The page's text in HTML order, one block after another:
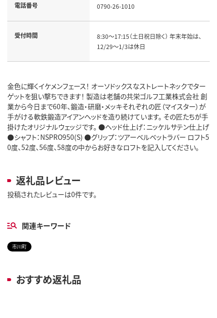
電話番号 0790-26-1010
受付時間
8:30～17:15（土日祝日除く） 年末年始は、
12/29～1/3は休日
金色に輝くイケメンフェース！ オーソドックスなストレートネックでター
ゲットを狙い撃ちできます！ 製造は老舗の共栄ゴルフ工業株式会社 創
業から今日まで60年、鍛造・研磨・メッキそれぞれの匠（マイスター）が
手がける軟鉄鍛造アイアンヘッドを造り続けています。 その匠たちが手
掛けたオリジナルウェッジです。 ●ヘッド仕上げ：ニッケルサテン仕上げ
●シャフト：NSPRO950(S) ●グリップ：ツアーベルベットラバー ロフト5
0度、52度、56度、58度の中からお好きなロフトを記入してください。
返礼品レビュー
投稿されたレビューは0件です。
関連キーワード
市川町
おすすめ返礼品